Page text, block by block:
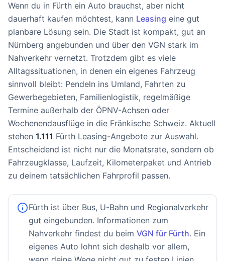
Wenn du in Fürth ein Auto brauchst, aber nicht
dauerhaft kaufen möchtest, kann Leasing eine gut
planbare Lösung sein. Die Stadt ist kompakt, gut an
Nürnberg angebunden und über den VGN stark im
Nahverkehr vernetzt. Trotzdem gibt es viele
Alltagssituationen, in denen ein eigenes Fahrzeug
sinnvoll bleibt: Pendeln ins Umland, Fahrten zu
Gewerbegebieten, Familienlogistik, regelmäßige
Termine außerhalb der ÖPNV-Achsen oder
Wochenendausflüge in die Fränkische Schweiz. Aktuell
stehen 1.111 Fürth Leasing-Angebote zur Auswahl.
Entscheidend ist nicht nur die Monatsrate, sondern ob
Fahrzeugklasse, Laufzeit, Kilometerpaket und Antrieb
zu deinem tatsächlichen Fahrprofil passen.
Fürth ist über Bus, U-Bahn und Regionalverkehr
gut eingebunden. Informationen zum
Nahverkehr findest du beim VGN für Fürth. Ein
eigenes Auto lohnt sich deshalb vor allem,